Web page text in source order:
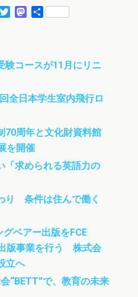
t
e
M
n
共
験コースが11月にリニ
全日本学生室内飛行ロ
周年と文化財資料館
を開催
「求められる英語力の
り 条件は住んで働く
グベアー出版をFCE
版事業を行う 株式会
立へ
“BETT”で、教育の未来